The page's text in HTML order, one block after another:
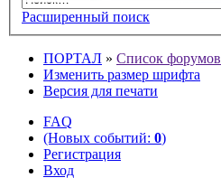
Расширенный поиск
ПОРТАЛ » Список форумов
Изменить размер шрифта
Версия для печати
FAQ
(Новых событий: 0)
Регистрация
Вход